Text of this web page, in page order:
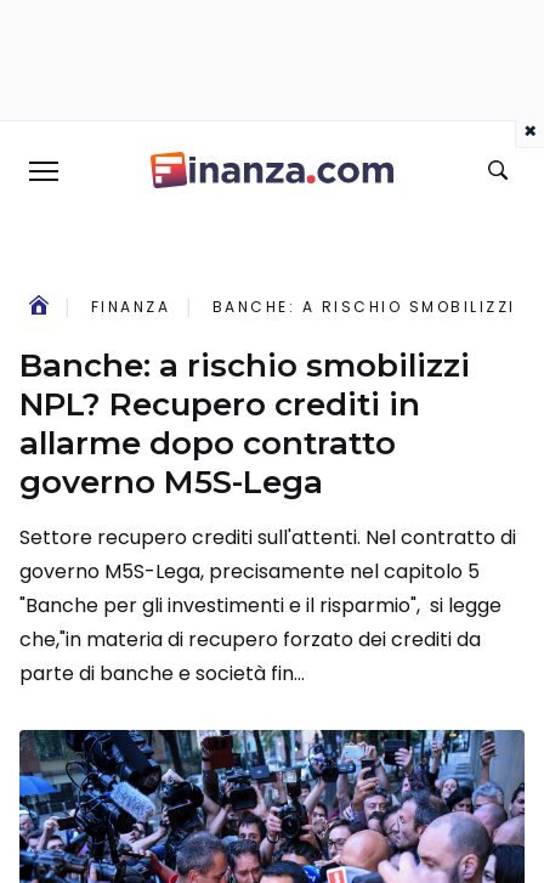
FINANZA BANCHE: A RISCHIO SMOBILIZZI
Banche: a rischio smobilizzi
NPL? Recupero crediti in
allarme dopo contratto
governo M5S-Lega
Settore recupero crediti sull'attenti. Nel contratto di
governo M5S-Lega, precisamente nel capitolo 5
"Banche per gli investimenti e il risparmio", si legge
che,"in materia di recupero forzato dei crediti da
parte di banche e società fin...
×